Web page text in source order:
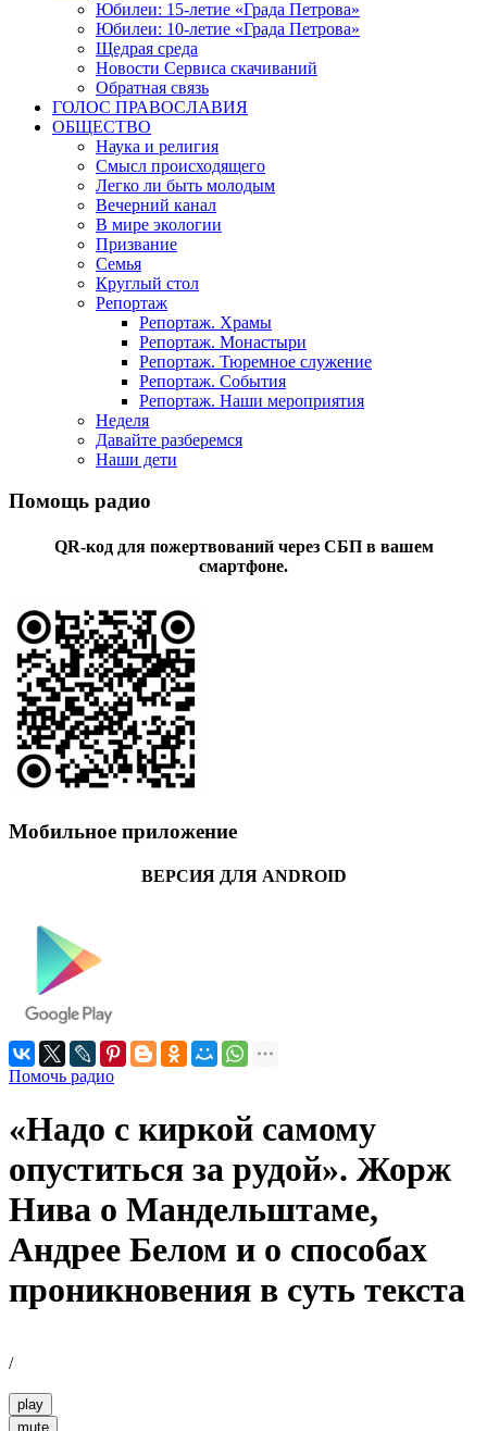
Юбилеи: 15-летие «Града Петрова»
Юбилеи: 10-летие «Града Петрова»
Щедрая среда
Новости Сервиса скачиваний
Обратная связь
ГОЛОС ПРАВОСЛАВИЯ
ОБЩЕСТВО
Наука и религия
Смысл происходящего
Легко ли быть молодым
Вечерний канал
В мире экологии
Призвание
Семья
Круглый стол
Репортаж
Репортаж. Храмы
Репортаж. Монастыри
Репортаж. Тюремное служение
Репортаж. События
Репортаж. Наши мероприятия
Неделя
Давайте разберемся
Наши дети
Помощь радио
QR-код для пожертвований через СБП в вашем
смартфоне.
Мобильное приложение
ВЕРСИЯ ДЛЯ ANDROID
Помочь радио
«Надо с киркой самому
опуститься за рудой». Жорж
Нива о Мандельштаме,
Андрее Белом и о способах
проникновения в суть текста
/
play
mute